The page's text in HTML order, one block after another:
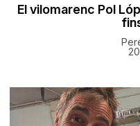
El vilomarenc Pol